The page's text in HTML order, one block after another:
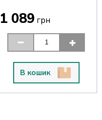
1 089 грн
В кошик